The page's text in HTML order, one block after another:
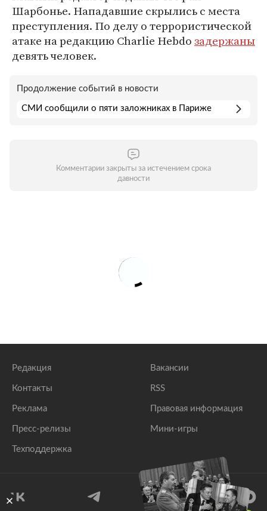
Шарбонье. Нападавшие скрылись с места
преступления. По делу о террористической
атаке на редакцию Charlie Hebdoзадержаны
девять человек.
Продолжение событий в новости
СМИ сообщили о пяти заложниках в Париже
Комментарии закрыты за истечением срока
давности
Редакция
Контакты
Реклама
Пресс-релизы
Техподдержка
Вакансии
RSS
Правовая информация
Мини-игры